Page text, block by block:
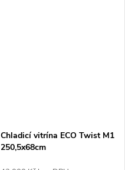
Chladicí vitrína ECO Twist M1
250,5x68cm